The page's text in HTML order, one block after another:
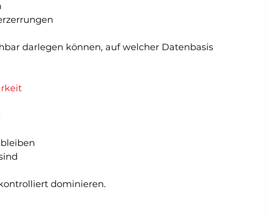
darlegen können, auf welcher Datenbasis
dominieren.